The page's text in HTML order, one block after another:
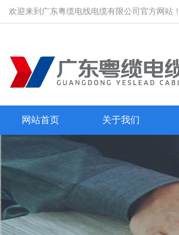
欢迎来到广东粤缆电线电缆有限公司官方网站！
网站首页 关于我们